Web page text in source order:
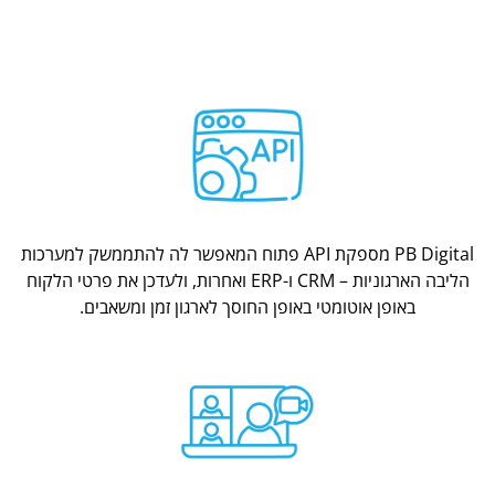
PB Digital מספקת API פתוח המאפשר לה להתממשק למערכות
הליבה הארגוניות – CRM ו-ERP ואחרות, ולעדכן את פרטי הלקוח
באופן אוטומטי באופן החוסך לארגון זמן ומשאבים.